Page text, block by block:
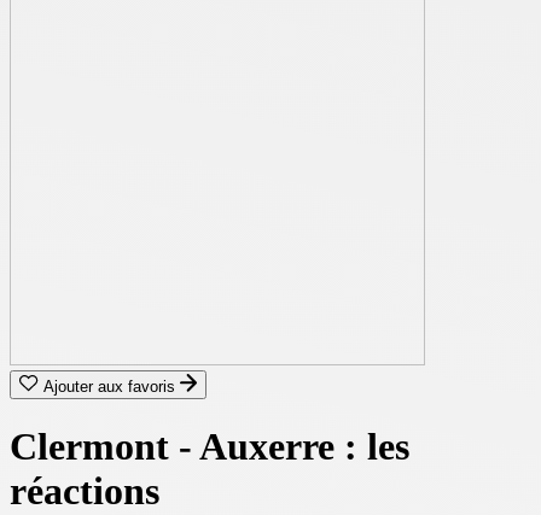
Ajouter aux favoris
Clermont - Auxerre : les
réactions